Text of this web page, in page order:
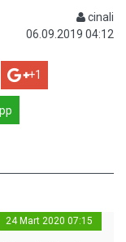
cinali
06.09.2019 04:12
+1
24 Mart 2020 07:15